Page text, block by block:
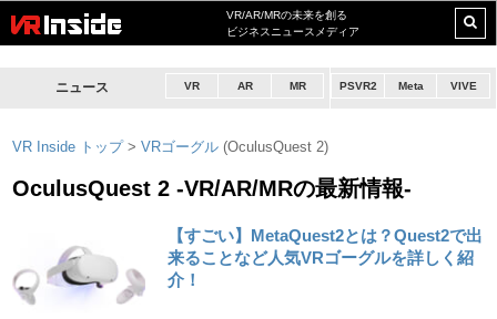
VR/AR/MRの未来を創る
ビジネスニュースメディア
ニュース VR AR MR PSVR2 Meta VIVE
VR Inside トップ >VRゴーグル (OculusQuest 2)
OculusQuest 2 -VR/AR/MRの最新情報-
【すごい】MetaQuest2とは？Quest2で出
来ることなど人気VRゴーグルを詳しく紹
介！